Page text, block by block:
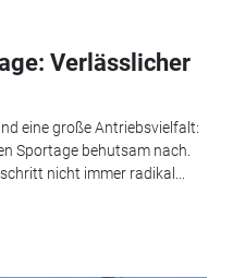
Verlässlicher
eine große Antriebsvielfalt:
Sportage behutsam nach.
nicht immer radikal...